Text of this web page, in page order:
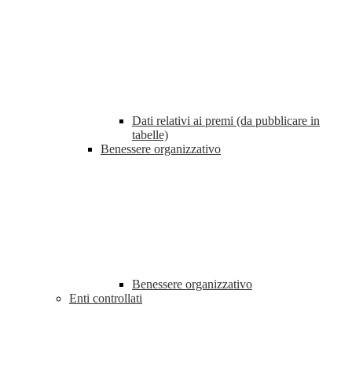
Dati relativi ai premi (da pubblicare in
tabelle)
Benessere organizzativo
Benessere organizzativo
Enti controllati